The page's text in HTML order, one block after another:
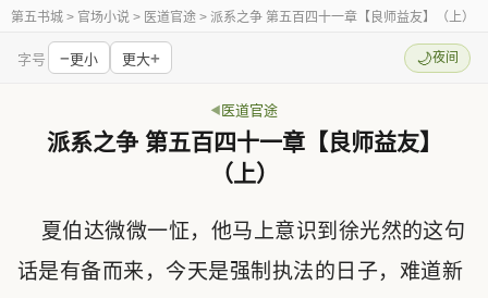
第五书城 > 官场小说 > 医道官途 > 派系之争 第五百四十一章【良师益友】（上）
字号 −更小 更大+ 🌙夜间
医道官途
派系之争 第五百四十一章【良师益友】
（上）
夏伯达微微一怔，他马上意识到徐光然的这句
话是有备而来，今天是强制执法的日子，难道新